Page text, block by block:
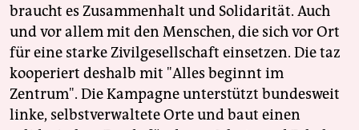
braucht es Zusammenhalt und Solidarität. Auch
und vor allem mit den Menschen, die sich vor Ort
für eine starke Zivilgesellschaft einsetzen. Die taz
kooperiert deshalb mit "Alles beginnt im
Zentrum". Die Kampagne unterstützt bundesweit
linke, selbstverwaltete Orte und baut einen